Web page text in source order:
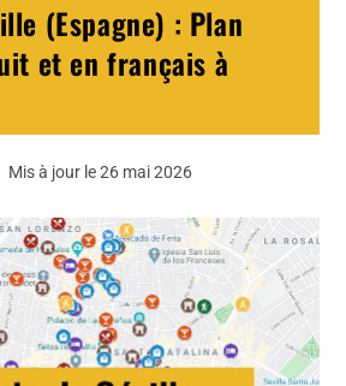
(Espagne) : Plan
et en français à
Mis à jour le 26 mai 2026